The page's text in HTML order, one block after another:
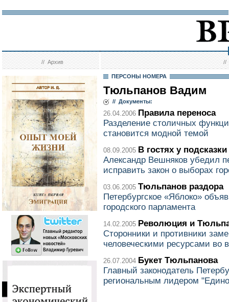
//Архив //
ПЕРСОНЫ НОМЕРА
Тюльпанов Вадим
// Документы:
26.04.2006 Правила переноса
Разделение столичных
становится модной темой
08.09.2005 В гостях у подсказки
Александр Вешняков убедил
исправить закон о выборах
03.06.2005 Тюльпанов раздора
Петербургское «Яблоко»
городского парламента
14.02.2005 Революция и
Сторонники и противники
человеческими ресурсами во
26.07.2004 Букет Тюльпанова
Главный законодатель
региональным лидером